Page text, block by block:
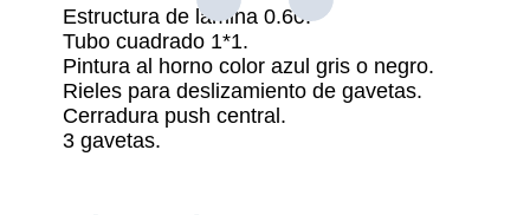
Estructura de lámina 0.60.
Tubo cuadrado 1*1.
Pintura al horno color azul gris o negro.
Rieles para deslizamiento de gavetas.
Cerradura push central.
3 gavetas.